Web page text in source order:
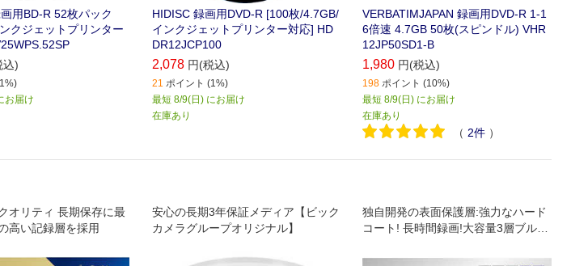
用BD-R 52枚パック
クジェットプリンター
込)
お届け
HIDISC 録画用DVD-R [100枚/4.7GB/
インクジェットプリンター対応] HD
DR12JCP100
2,078 円(税込)
21 ポイント (1%)
最短 8/9(日) にお届け
在庫あり
VERBATIMJAPAN 録画用DVD-R 1-1
6倍速 4.7GB 50枚(スピンドル) VHR
12JP50SD1-B
1,980 円(税込)
198 ポイント (10%)
最短 8/9(日) にお届け
在庫あり
（ 2件 ）
オリティ 長期保存に最
高い記録層を採用
安心の長期3年保証メディア【ビック
カメラグループオリジナル】
独自開発の表面保護層:強力なハード
コート! 長時間録画!大容量3層ブルー